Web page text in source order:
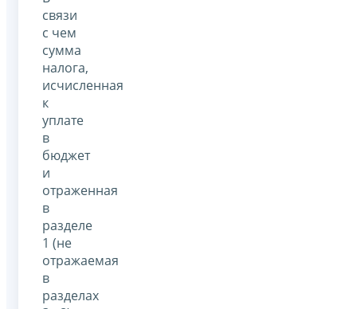
связи
с чем
сумма
налога,
исчисленная
к
уплате
в
бюджет
и
отраженная
в
разделе
1 (не
отражаемая
в
разделах